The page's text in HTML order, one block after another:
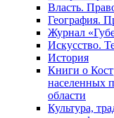
Власть.
География.
Журнал
Искусство.
История
Книги о
населенных
области
Культура,